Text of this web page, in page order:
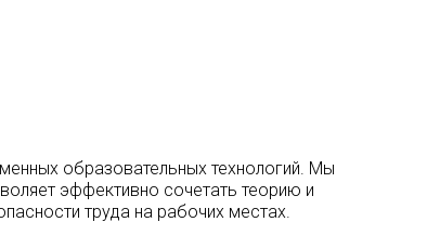
образовательных технологий. Мы
эффективно сочетать теорию и
труда на рабочих местах.